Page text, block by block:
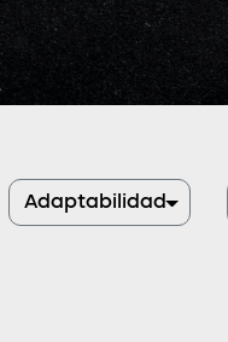
Adaptabilidad